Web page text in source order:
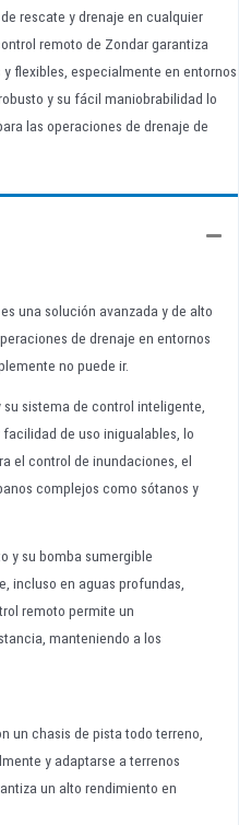
rescate y drenaje en cualquier
remoto de Zondar garantiza
flexibles, especialmente en entornos
y su fácil maniobrabilidad lo
las operaciones de drenaje de
una solución avanzada y de alto
de drenaje en entornos
no puede ir.
sistema de control inteligente,
de uso inigualables, lo
el control de inundaciones, el
complejos como sótanos y
y su bomba sumergible
incluso en aguas profundas,
remoto permite un
manteniendo a los
un chasis de pista todo terreno,
y adaptarse a terrenos
un alto rendimiento en